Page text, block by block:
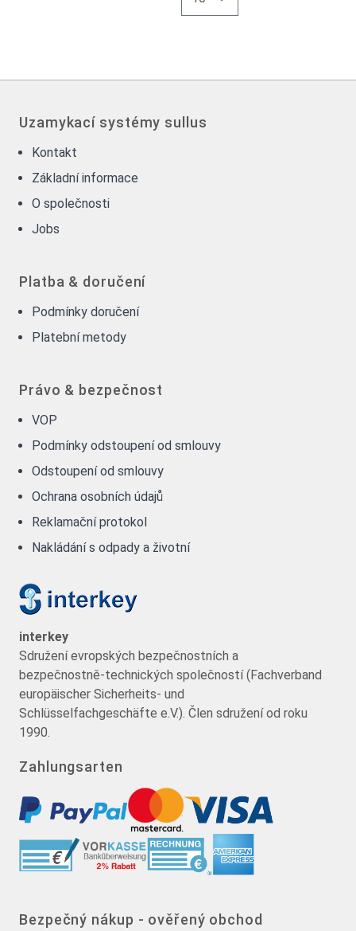
Uzamykací systémy sullus
Kontakt
Základní informace
O společnosti
Jobs
Platba & doručení
Podmínky doručení
Platební metody
Právo & bezpečnost
VOP
Podmínky odstoupení od smlouvy
Odstoupení od smlouvy
Ochrana osobních údajů
Reklamační protokol
Nakládání s odpady a životní
interkey
Sdružení evropských bezpečnostních a
bezpečnostně-technických společností (Fachverband
europäischer Sicherheits- und
Schlüsselfachgeschäfte e.V.). Člen sdružení od roku
1990.
Zahlungsarten
Bezpečný nákup - ověřený obchod